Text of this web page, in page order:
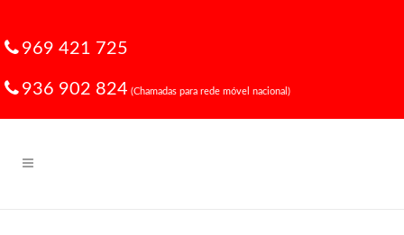
969 421 725
936 902 824 (Chamadas para rede móvel nacional)